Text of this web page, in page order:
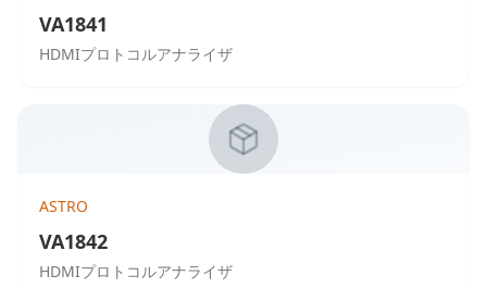
VA1841
HDMIプロトコルアナライザ
ASTRO
VA1842
HDMIプロトコルアナライザ